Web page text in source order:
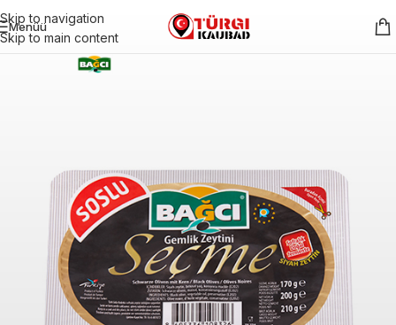
Skip to navigation
Skip to main content
Menüü